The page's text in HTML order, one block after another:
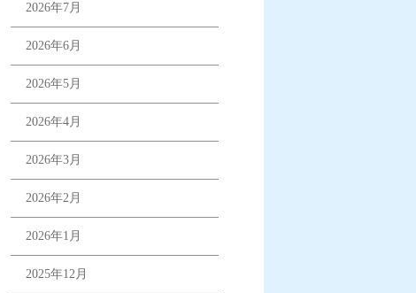
2026年7月
2026年6月
2026年5月
2026年4月
2026年3月
2026年2月
2026年1月
2025年12月